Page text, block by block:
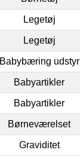
Legetøj
Legetøj
Babybæring udstyr
Babyartikler
Babyartikler
Børneværelset
Graviditet